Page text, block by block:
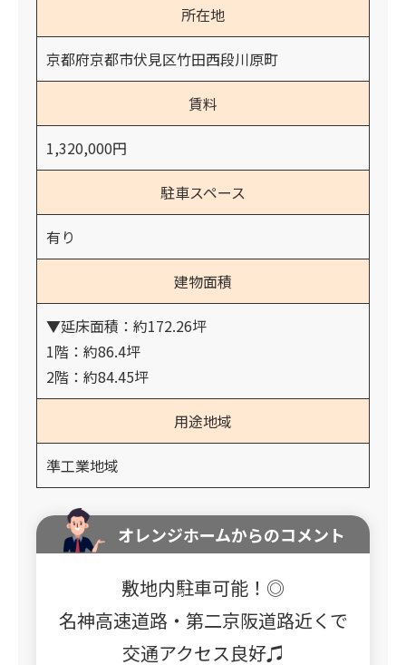
所在地
京都府京都市伏見区竹田西段川原町
賃料
1,320,000円
駐車スペース
有り
建物面積
▼延床面積：約172.26坪
1階：約86.4坪
2階：約84.45坪
用途地域
準工業地域
オレンジホームからのコメント
敷地内駐車可能！◎
名神高速道路・第二京阪道路近くで
交通アクセス良好♫